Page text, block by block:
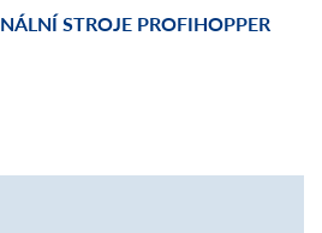
STROJE PROFIHOPPER